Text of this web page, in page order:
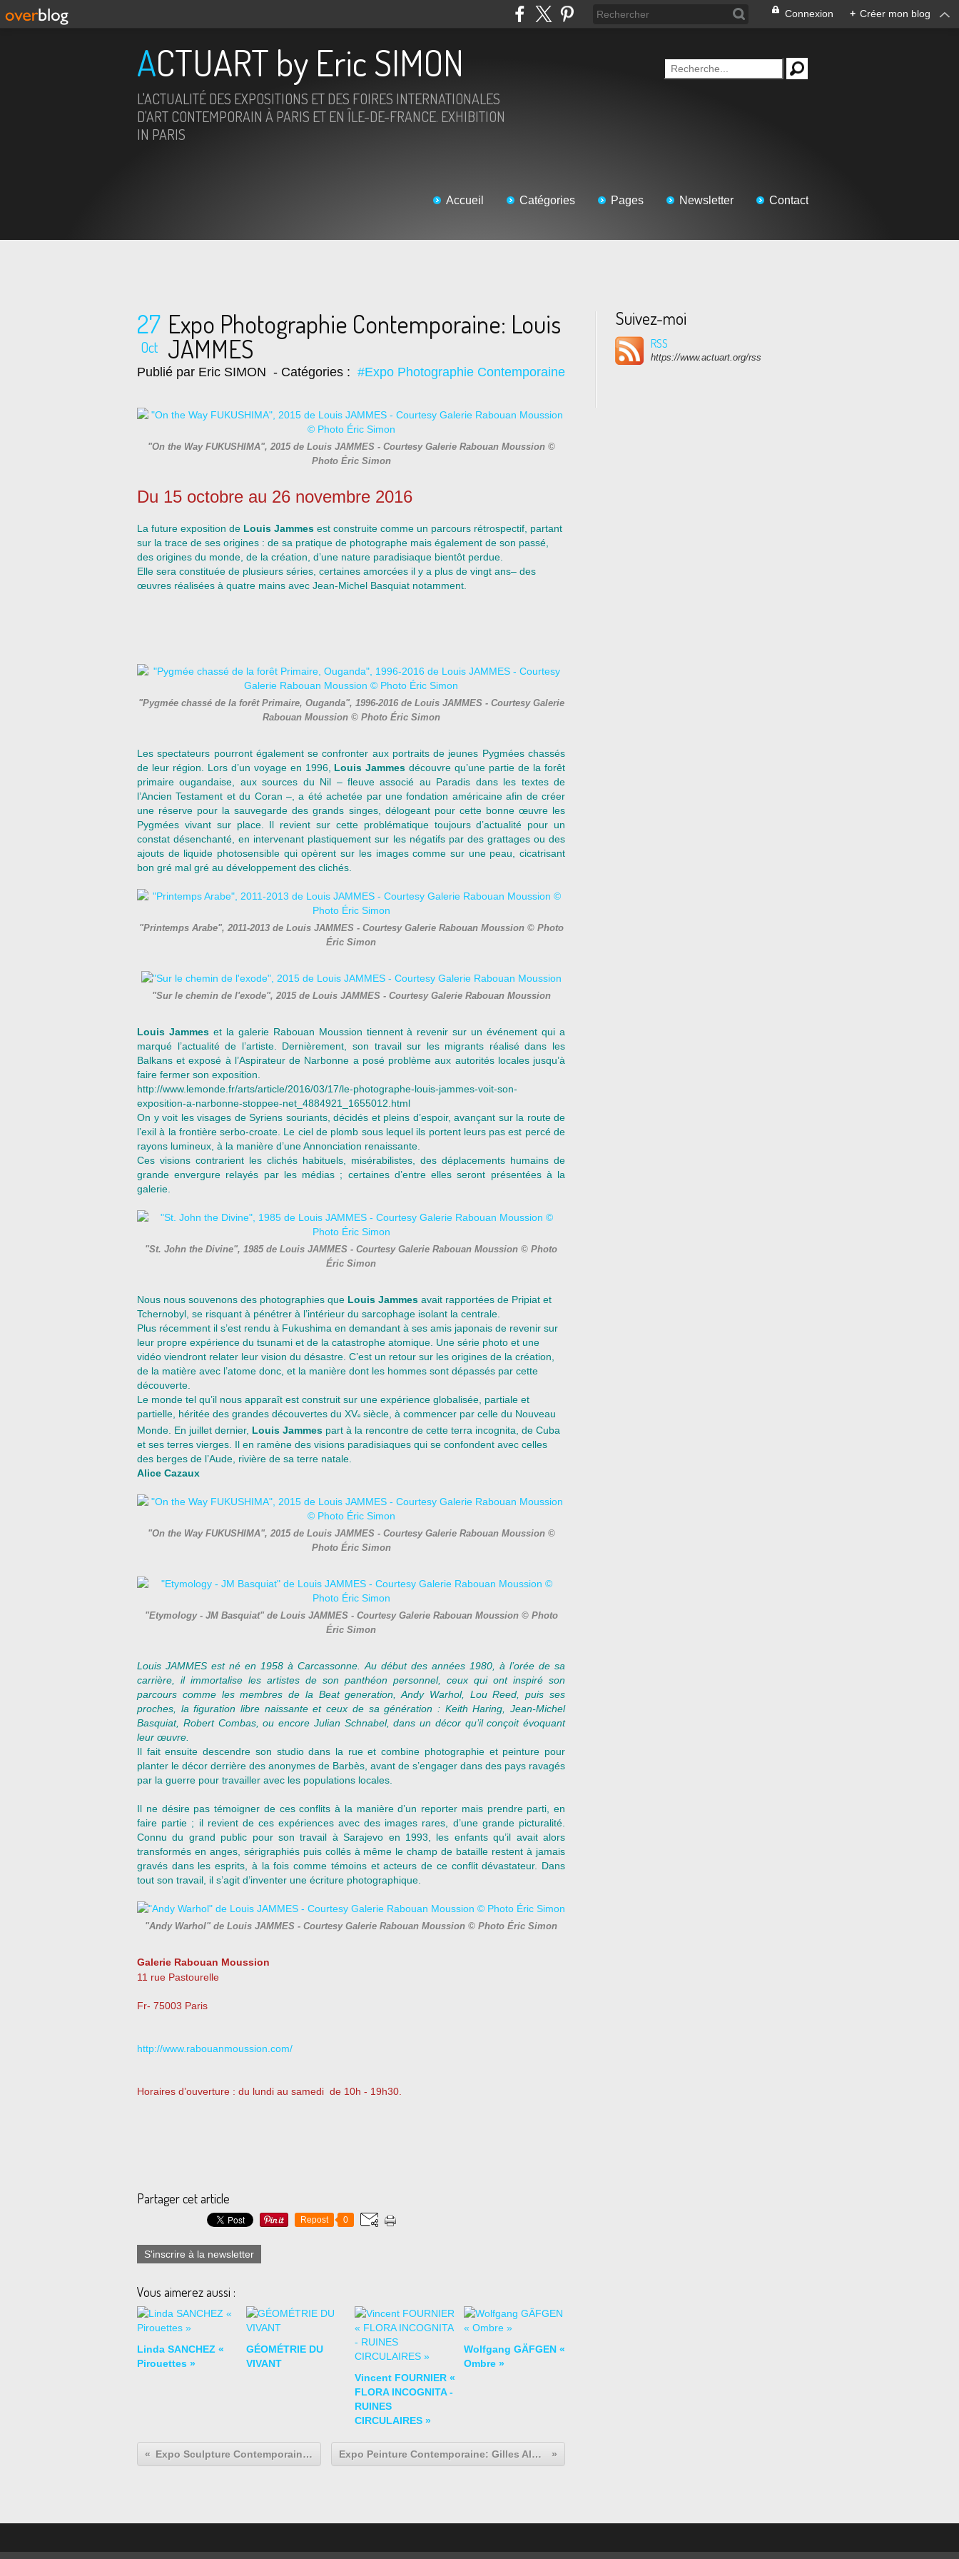
Connexion + Créer mon blog
ACTUART by Eric SIMON
L'ACTUALITÉ DES EXPOSITIONS ET DES FOIRES INTERNATIONALES
D'ART CONTEMPORAIN À PARIS ET EN ÎLE-DE-FRANCE. EXHIBITION
IN PARIS
Accueil Catégories Pages Newsletter Contact
27
Oct
Expo Photographie Contemporaine: Louis
JAMMES
Publié par Eric SIMON - Catégories : #Expo Photographie Contemporaine
"On the Way FUKUSHIMA", 2015 de Louis JAMMES - Courtesy Galerie Rabouan Moussion ©
Photo Éric Simon
Du 15 octobre au 26 novembre 2016
La future exposition de Louis Jammes est construite comme un parcours rétrospectif, partant
sur la trace de ses origines : de sa pratique de photographe mais également de son passé,
des origines du monde, de la création, d’une nature paradisiaque bientôt perdue.
Elle sera constituée de plusieurs séries, certaines amorcées il y a plus de vingt ans– des
œuvres réalisées à quatre mains avec Jean-Michel Basquiat notamment.
"Pygmée chassé de la forêt Primaire, Ouganda", 1996-2016 de Louis JAMMES - Courtesy Galerie
Rabouan Moussion © Photo Éric Simon
Les spectateurs pourront également se confronter aux portraits de jeunes Pygmées chassés
de leur région. Lors d’un voyage en 1996, Louis Jammes découvre qu’une partie de la forêt
primaire ougandaise, aux sources du Nil – fleuve associé au Paradis dans les textes de
l’Ancien Testament et du Coran –, a été achetée par une fondation américaine afin de créer
une réserve pour la sauvegarde des grands singes, délogeant pour cette bonne œuvre les
Pygmées vivant sur place. Il revient sur cette problématique toujours d’actualité pour un
constat désenchanté, en intervenant plastiquement sur les négatifs par des grattages ou des
ajouts de liquide photosensible qui opèrent sur les images comme sur une peau, cicatrisant
bon gré mal gré au développement des clichés.
"Printemps Arabe", 2011-2013 de Louis JAMMES - Courtesy Galerie Rabouan Moussion © Photo
Éric Simon
"Sur le chemin de l'exode", 2015 de Louis JAMMES - Courtesy Galerie Rabouan Moussion
Louis Jammes et la galerie Rabouan Moussion tiennent à revenir sur un événement qui a
marqué l’actualité de l’artiste. Dernièrement, son travail sur les migrants réalisé dans les
Balkans et exposé à l’Aspirateur de Narbonne a posé problème aux autorités locales jusqu’à
faire fermer son exposition.
http://www.lemonde.fr/arts/article/2016/03/17/le-photographe-louis-jammes-voit-son-
exposition-a-narbonne-stoppee-net_4884921_1655012.html
On y voit les visages de Syriens souriants, décidés et pleins d’espoir, avançant sur la route de
l’exil à la frontière serbo-croate. Le ciel de plomb sous lequel ils portent leurs pas est percé de
rayons lumineux, à la manière d’une Annonciation renaissante.
Ces visions contrarient les clichés habituels, misérabilistes, des déplacements humains de
grande envergure relayés par les médias ; certaines d’entre elles seront présentées à la
galerie.
"St. John the Divine", 1985 de Louis JAMMES - Courtesy Galerie Rabouan Moussion © Photo
Éric Simon
Nous nous souvenons des photographies que Louis Jammes avait rapportées de Pripiat et
Tchernobyl, se risquant à pénétrer à l’intérieur du sarcophage isolant la centrale.
Plus récemment il s’est rendu à Fukushima en demandant à ses amis japonais de revenir sur
leur propre expérience du tsunami et de la catastrophe atomique. Une série photo et une
vidéo viendront relater leur vision du désastre. C’est un retour sur les origines de la création,
de la matière avec l’atome donc, et la manière dont les hommes sont dépassés par cette
découverte.
Le monde tel qu’il nous apparaît est construit sur une expérience globalisée, partiale et
partielle, héritée des grandes découvertes du XVe siècle, à commencer par celle du Nouveau
Monde. En juillet dernier, Louis Jammes part à la rencontre de cette terra incognita, de Cuba
et ses terres vierges. Il en ramène des visions paradisiaques qui se confondent avec celles
des berges de l’Aude, rivière de sa terre natale.
Alice Cazaux
"On the Way FUKUSHIMA", 2015 de Louis JAMMES - Courtesy Galerie Rabouan Moussion ©
Photo Éric Simon
"Etymology - JM Basquiat" de Louis JAMMES - Courtesy Galerie Rabouan Moussion © Photo
Éric Simon
Louis JAMMES est né en 1958 à Carcassonne. Au début des années 1980, à l’orée de sa
carrière, il immortalise les artistes de son panthéon personnel, ceux qui ont inspiré son
parcours comme les membres de la Beat generation, Andy Warhol, Lou Reed, puis ses
proches, la figuration libre naissante et ceux de sa génération : Keith Haring, Jean-Michel
Basquiat, Robert Combas, ou encore Julian Schnabel, dans un décor qu’il conçoit évoquant
leur œuvre.
Il fait ensuite descendre son studio dans la rue et combine photographie et peinture pour
planter le décor derrière des anonymes de Barbès, avant de s’engager dans des pays ravagés
par la guerre pour travailler avec les populations locales.
Il ne désire pas témoigner de ces conflits à la manière d’un reporter mais prendre parti, en
faire partie ; il revient de ces expériences avec des images rares, d’une grande picturalité.
Connu du grand public pour son travail à Sarajevo en 1993, les enfants qu’il avait alors
transformés en anges, sérigraphiés puis collés à même le champ de bataille restent à jamais
gravés dans les esprits, à la fois comme témoins et acteurs de ce conflit dévastateur. Dans
tout son travail, il s’agit d’inventer une écriture photographique.
"Andy Warhol" de Louis JAMMES - Courtesy Galerie Rabouan Moussion © Photo Éric Simon
Galerie Rabouan Moussion
11 rue Pastourelle
Fr- 75003 Paris
http://www.rabouanmoussion.com/
Horaires d’ouverture : du lundi au samedi de 10h - 19h30.
Partager cet article
Repost 0
S'inscrire à la newsletter
Vous aimerez aussi :
Linda SANCHEZ «
Pirouettes »
GÉOMÉTRIE DU
VIVANT
Vincent FOURNIER «
FLORA INCOGNITA -
RUINES
CIRCULAIRES »
Wolfgang GÄFGEN «
Ombre »
Expo Sculpture Contemporaine: Philippe RAMETTE "Exposition personnelle" Expo Peinture Contemporaine: Gilles AILLAUD "Tableaux 1966 — 1976 / Vols d’oiseaux 1990 — 2001"
Suivez-moi
RSS
https://www.actuart.org/rss